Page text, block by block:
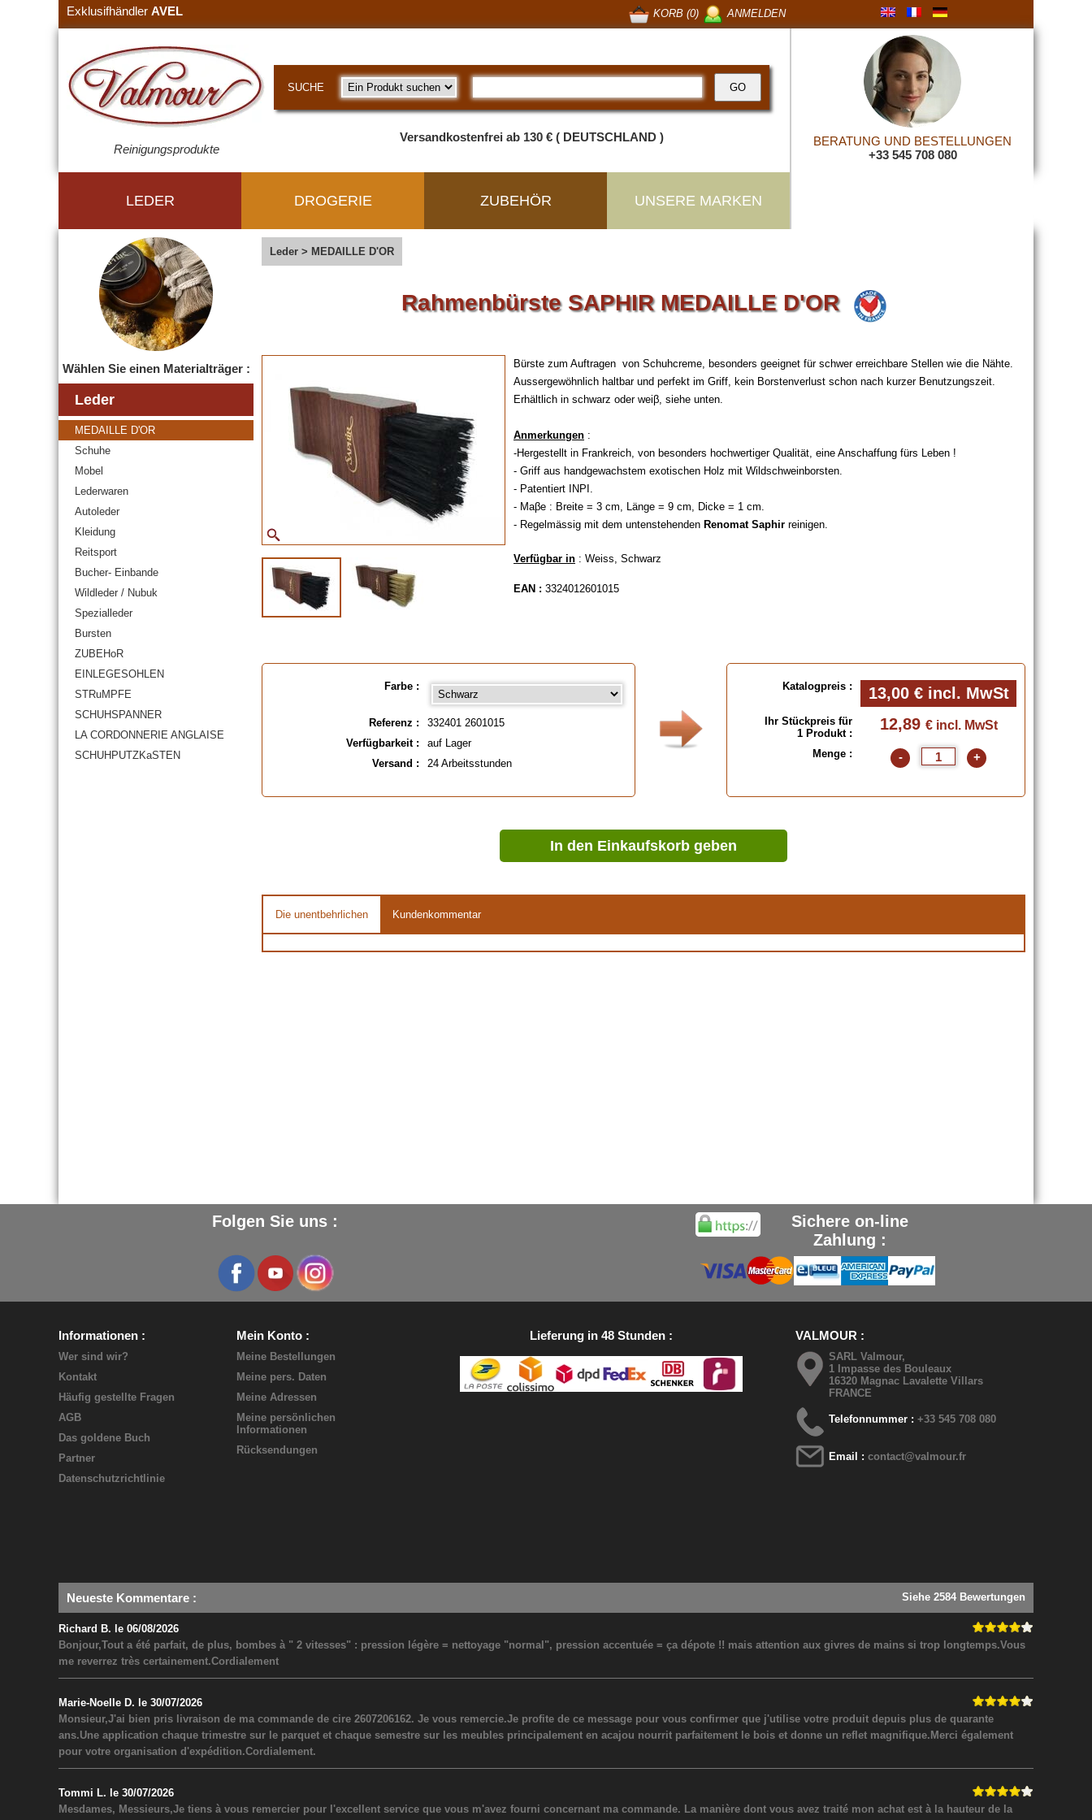
Exklusifhändler AVEL ANMELDEN
KORB (0)
Reinigungsprodukte
SUCHE
Versandkostenfrei ab 130 € ( DEUTSCHLAND )
BERATUNG UND BESTELLUNGEN
+33 545 708 080
LEDER DROGERIE ZUBEHÖR UNSERE MARKEN
Wählen Sie einen Materialträger :
Leder
MEDAILLE D'OR
Schuhe
Mobel
Lederwaren
Autoleder
Kleidung
Reitsport
Bucher- Einbande
Wildleder / Nubuk
Spezialleder
Bursten
ZUBEHoR
EINLEGESOHLEN
STRuMPFE
SCHUHSPANNER
LA CORDONNERIE ANGLAISE
SCHUHPUTZKaSTEN
Leder > MEDAILLE D'OR
Rahmenbürste SAPHIR MEDAILLE D'OR
Bürste zum Auftragen von Schuhcreme, besonders geeignet für schwer erreichbare Stellen wie die Nähte.
Aussergewöhnlich haltbar und perfekt im Griff, kein Borstenverlust schon nach kurzer Benutzungszeit.
Erhältlich in schwarz oder weiβ, siehe unten.
Anmerkungen :
-Hergestellt in Frankreich, von besonders hochwertiger Qualität, eine Anschaffung fürs Leben !
- Griff aus handgewachstem exotischen Holz mit Wildschweinborsten.
- Patentiert INPI.
- Maβe : Breite = 3 cm, Länge = 9 cm, Dicke = 1 cm.
- Regelmässig mit dem untenstehenden Renomat Saphir reinigen.
Verfügbar in : Weiss, Schwarz
EAN : 3324012601015
Farbe :
Referenz :
332401 2601015
Verfügbarkeit :
auf Lager
Versand :
24 Arbeitsstunden
Katalogpreis : 13,00 € incl. MwSt
Ihr Stückpreis für
1 Produkt :
12,89 € incl. MwSt
Menge : - +
In den Einkaufskorb geben
Die unentbehrlichen Kundenkommentar
Folgen Sie uns :
Sichere on-line
Zahlung :
Informationen
Wer sind wir?
Kontakt
Häufig gestellte Fragen
AGB
Das goldene Buch
Partner
Datenschutzrichtlinie
Mein Konto
Meine Bestellungen
Meine pers. Daten
Meine Adressen
Meine persönlichen
Informationen
Rücksendungen
Lieferung in 48 Stunden VALMOUR
SARL Valmour,
1 Impasse des Bouleaux
16320 Magnac Lavalette Villars
FRANCE
Telefonnummer :+33 545 708 080
Email :contact@valmour.fr
Neueste Kommentare : Siehe 2584 Bewertungen
Richard B. le 06/08/2026
Bonjour,Tout a été parfait, de plus, bombes à " 2 vitesses" : pression légère = nettoyage "normal", pression accentuée = ça dépote !! mais attention aux givres de mains si trop longtemps.Vous
me reverrez très certainement.Cordialement
Marie-Noelle D. le 30/07/2026
Monsieur,J'ai bien pris livraison de ma commande de cire 2607206162. Je vous remercie.Je profite de ce message pour vous confirmer que j'utilise votre produit depuis plus de quarante
ans.Une application chaque trimestre sur le parquet et chaque semestre sur les meubles principalement en acajou nourrit parfaitement le bois et donne un reflet magnifique.Merci également
pour votre organisation d'expédition.Cordialement.
Tommi L. le 30/07/2026
Mesdames, Messieurs,Je tiens à vous remercier pour l'excellent service que vous m'avez fourni concernant ma commande. La manière dont vous avez traité mon achat est à la hauteur de la